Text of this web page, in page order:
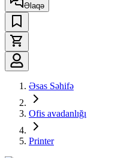
Əlaqə
Əsas Səhifə
Ofis avadanlığı
Printer